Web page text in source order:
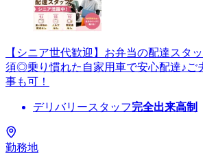
【シニア世代歓迎】お弁当の配達スタ
須◎乗り慣れた自家用車で安心配達♪ご
事も可！
デリバリースタッフ完全出来高制
勤務地